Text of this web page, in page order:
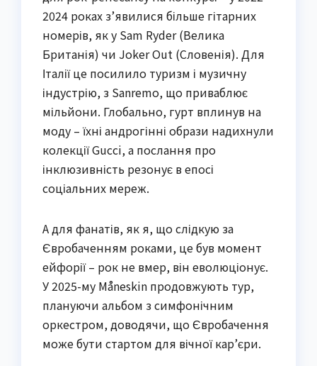
2024 роках з’явилися більше гітарних
номерів, як у Sam Ryder (Велика
Британія) чи Joker Out (Словенія). Для
Італії це посилило туризм і музичну
індустрію, з Sanremo, що приваблює
мільйони. Глобально, гурт вплинув на
моду – їхні андрогінні образи надихнули
колекції Gucci, а послання про
інклюзивність резонує в епосі
соціальних мереж.
А для фанатів, як я, що слідкую за
Євробаченням роками, це був момент
ейфорії – рок не вмер, він еволюціонує.
У 2025-му Måneskin продовжують тур,
плануючи альбом з симфонічним
оркестром, доводячи, що Євробачення
може бути стартом для вічної кар’єри.